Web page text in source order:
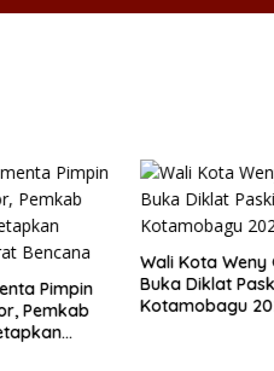
Pimpin
Pemkab
Wali Kota Weny
Buka Diklat
Kotamobagu